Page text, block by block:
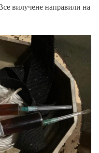
вилучене направили на